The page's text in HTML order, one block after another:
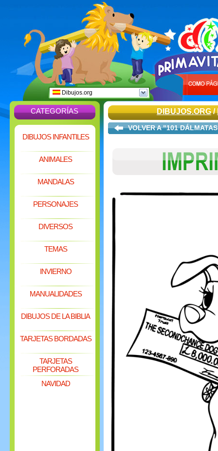
Dibujos.org
CATEGORÍAS
DIBUJOS INFANTILES
ANIMALES
MANDALAS
PERSONAJES
DIVERSOS
TEMAS
INVIERNO
MANUALIDADES
DIBUJOS DE LA BIBLIA
TARJETAS BORDADAS
TARJETAS
PERFORADAS
NAVIDAD
DIBUJOS.ORG/
VOLVER A "101